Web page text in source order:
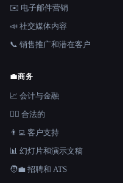
✉️ 电子邮件营销
📣 社交媒体内容
📞 销售推广和潜在客户
💼商务
📈 会计与金融
👩‍⚖️ 合法的
👨‍💻 客户支持
📊 幻灯片和演示文稿
🧑‍💼 招聘和 ATS